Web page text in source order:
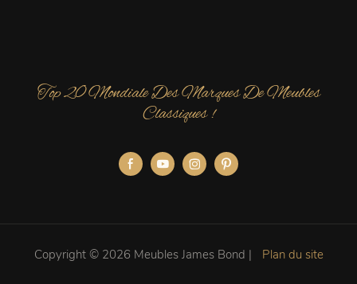
Top 20 Mondiale Des Marques De Meubles
Classiques !
Copyright © 2026 Meubles James Bond | Plan du site